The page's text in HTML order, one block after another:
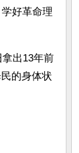
好革命理
出13年前
的身体状